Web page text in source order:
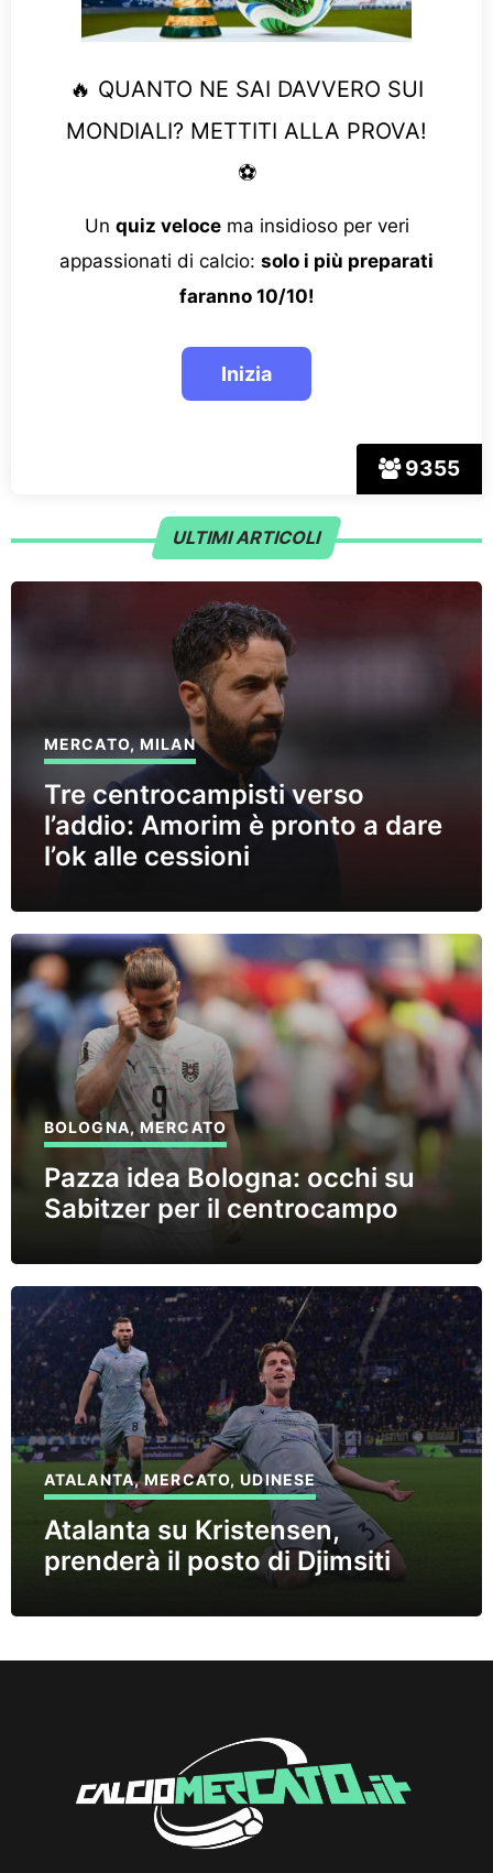
9355
🔥 QUANTO NE SAI DAVVERO SUI
MONDIALI? METTITI ALLA PROVA!
⚽
Un quiz velocema insidioso per veri
appassionati di calcio: solo i più preparati
faranno 10/10!
ULTIMI ARTICOLI
MERCATO,MILAN
Tre centrocampisti verso
l’addio: Amorim è pronto a dare
l’ok alle cessioni
BOLOGNA,MERCATO
Pazza idea Bologna: occhi su
Sabitzer per il centrocampo
ATALANTA,MERCATO,UDINESE
Atalanta su Kristensen,
prenderà il posto di Djimsiti